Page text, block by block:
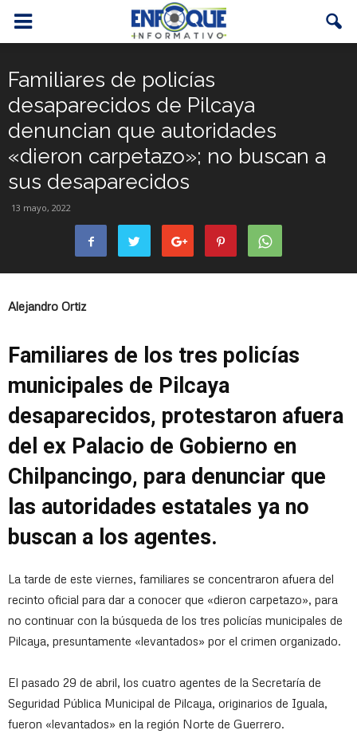
Familiares de policías
desaparecidos de Pilcaya
denuncian que autoridades
«dieron carpetazo»; no buscan a
sus desaparecidos
13 mayo, 2022
Alejandro Ortiz
Familiares de los tres policías
municipales de Pilcaya
desaparecidos, protestaron afuera
del ex Palacio de Gobierno en
Chilpancingo, para denunciar que
las autoridades estatales ya no
buscan a los agentes.
La tarde de este viernes, familiares se concentraron afuera del
recinto oficial para dar a conocer que «dieron carpetazo», para
no continuar con la búsqueda de los tres policías municipales de
Pilcaya, presuntamente «levantados» por el crimen organizado.
El pasado 29 de abril, los cuatro agentes de la Secretaría de
Seguridad Pública Municipal de Pilcaya, originarios de Iguala,
fueron «levantados» en la región Norte de Guerrero.